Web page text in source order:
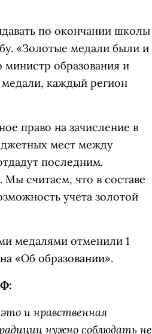
по окончании школы
«Золотые медали были и
образования и
каждый регион
право на зачисление в
мест между
последним.
считаем, что в составе
учета золотой
медалями отменили 1
«Об образовании».
и нравственная
нужно соблюдать не